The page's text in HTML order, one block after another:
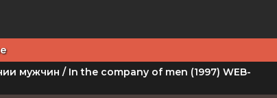
мужчин / In the company of men (1997) WEB-